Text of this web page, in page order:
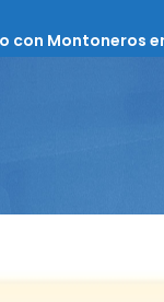
con Montoneros